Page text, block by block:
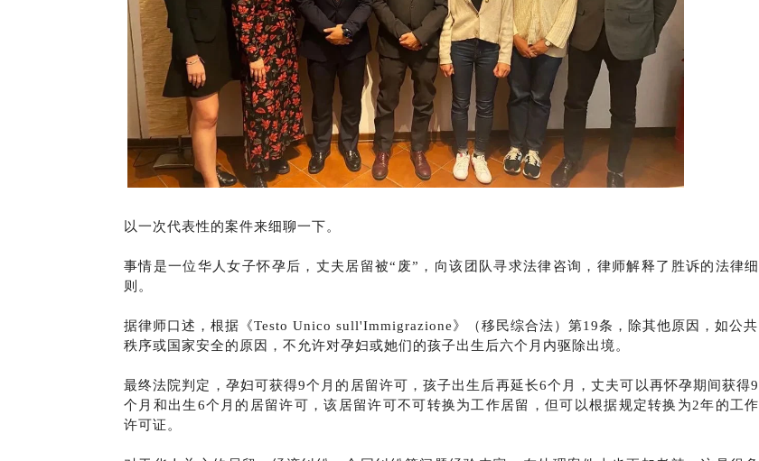
以一次代表性的案件来细聊一下。
事情是一位华人女子怀孕后，丈夫居留被“废”，向该团队寻求法律咨询，律师解释了胜诉的法律细
则。
据律师口述，根据《Testo Unico sull'Immigrazione》（移民综合法）第19条，除其他原因，如公共
秩序或国家安全的原因，不允许对孕妇或她们的孩子出生后六个月内驱除出境。
最终法院判定，孕妇可获得9个月的居留许可，孩子出生后再延长6个月，丈夫可以再怀孕期间获得9
个月和出生6个月的居留许可，该居留许可不可转换为工作居留，但可以根据规定转换为2年的工作
许可证。